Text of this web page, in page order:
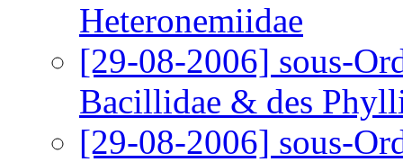
Heteronemiidae
[29-08-2006] sous-
Bacillidae & des
[29-08-2006] sous-